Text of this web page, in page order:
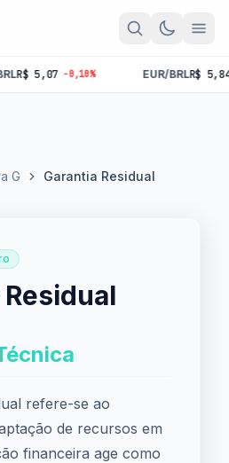
5,07 -0,10% EUR/BRLR$ 5,84 -
G Garantia Residual
refere-se ao
de recursos em
financeira age como